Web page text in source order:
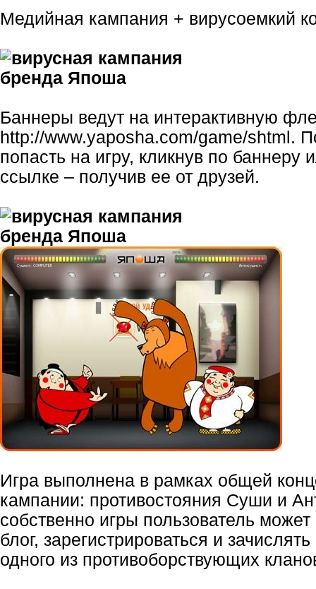
Медийная кампания + вирусоемкий
Баннеры ведут на интерактивную
http://www.yaposha.com/game/shtml .
попасть на игру, кликнув по баннеру
ссылке – получив ее от друзей.
Игра выполнена в рамках общей
кампании: противостояния Суши и
собственно игры пользователь может
блог, зарегистрироваться и
одного из противоборствующих